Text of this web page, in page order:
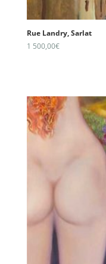
Rue Landry, Sarlat
1 500,00€